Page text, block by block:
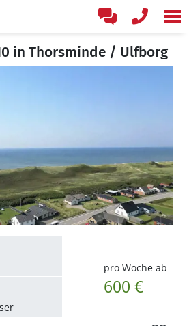
in Thorsminde / Ulfborg
pro Woche ab
600 €